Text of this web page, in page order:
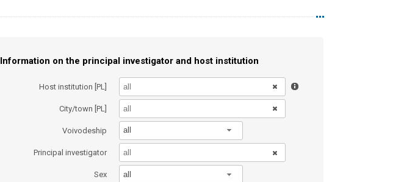
Information on the principal investigator and host institution
Host institution [PL]
City/town [PL]
Voivodeship all
Principal investigator
Sex all